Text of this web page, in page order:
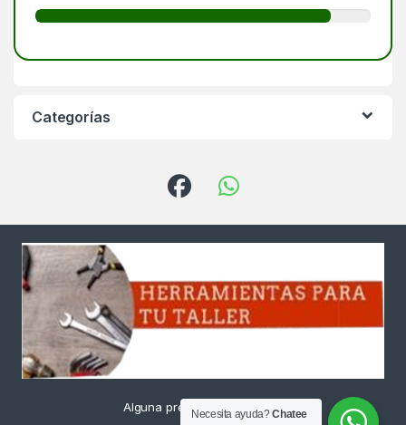
Categorías
Alguna pregunta ? Llámanos
Necesita ayuda?Chatee